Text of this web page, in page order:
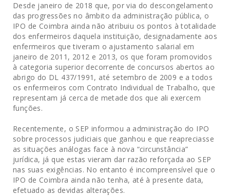
Desde janeiro de 2018 que, por via do descongelamento
das progressões no âmbito da administração pública, o
IPO de Coimbra ainda não atribuiu os pontos à totalidade
dos enfermeiros daquela instituição, designadamente aos
enfermeiros que tiveram o ajustamento salarial em
janeiro de 2011, 2012 e 2013, os que foram promovidos
à categoria superior decorrente de concursos abertos ao
abrigo do DL 437/1991, até setembro de 2009 e a todos
os enfermeiros com Contrato Individual de Trabalho, que
representam já cerca de metade dos que ali exercem
funções.
Recentemente, o SEP informou a administração do IPO
sobre processos judiciais que ganhou e que reapreciasse
as situações análogas face à nova “circunstância”
jurídica, já que estas vieram dar razão reforçada ao SEP
nas suas exigências. No entanto é incompreensível que o
IPO de Coimbra ainda não tenha, até à presente data,
efetuado as devidas alterações.